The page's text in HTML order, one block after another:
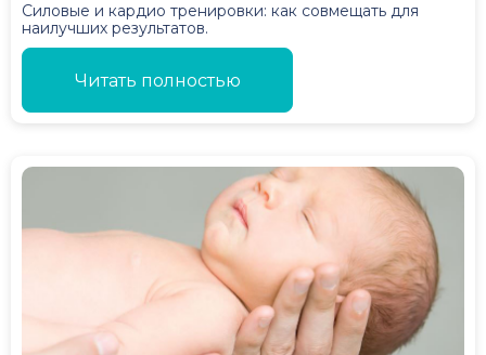
Силовые и кардио тренировки: как совмещать для
наилучших результатов.
Читать полностью